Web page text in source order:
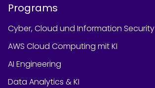
Programs
Cyber, Cloud und Information Security
AWS Cloud Computing mit KI
AI Engineering
Data Analytics & KI